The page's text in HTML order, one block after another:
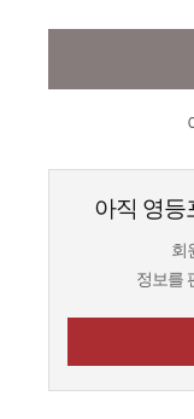
아직 영등
회
정보를